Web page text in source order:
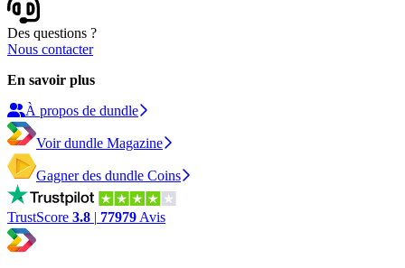
Des questions ?
Nous contacter
En savoir plus
À propos de dundle
Voir dundle Magazine
Gagner des dundle Coins
TrustScore 3.8 | 77979 Avis